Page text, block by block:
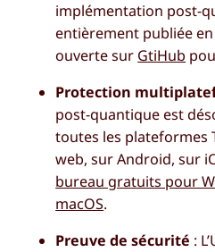
implémentation post-
entièrement publiée
ouverte sur GtiHub
Protection
post-quantique est
toutes les plateformes
web, sur Android, sur
bureau gratuits pour
macOS.
Preuve de sécurité :